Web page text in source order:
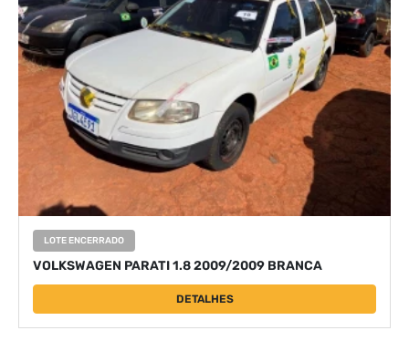
LOTE ENCERRADO
VOLKSWAGEN PARATI 1.8 2009/2009 BRANCA
DETALHES